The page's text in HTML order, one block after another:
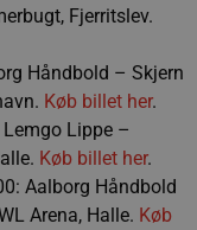
Fjerritslev.
Håndbold – Skjern
Køb billet her.
Lippe –
Køb billet her.
Aalborg Håndbold
Arena, Halle. Køb